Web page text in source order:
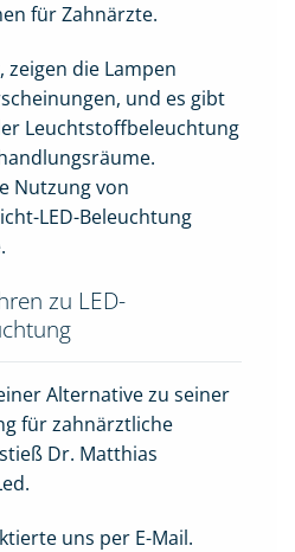
für Zahnärzte.
zeigen die Lampen
und es gibt
Leuchtstoffbeleuchtung
Nutzung von
LED-Beleuchtung
zu LED-
Alternative zu seiner
für zahnärztliche
Dr. Matthias
uns per E-Mail.